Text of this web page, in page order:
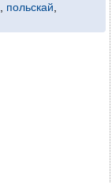
польскай